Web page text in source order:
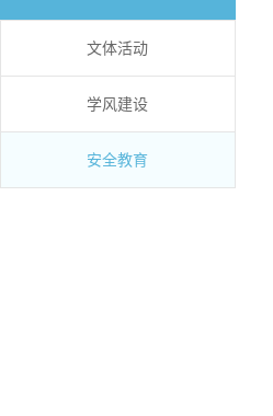
文体活动
学风建设
安全教育